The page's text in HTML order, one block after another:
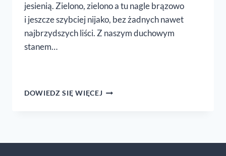
jesienią. Zielono, zielono a tu nagle brązowo
i jeszcze szybciej nijako, bez żadnych nawet
najbrzydszych liści. Z naszym duchowym
stanem…
DOWIEDZ SIĘ WIĘCEJ DUCHOWY